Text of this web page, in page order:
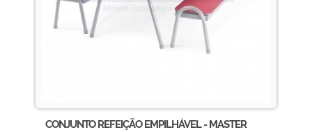
CONJUNTO REFEIÇÃO EMPILHÁVEL - MASTER